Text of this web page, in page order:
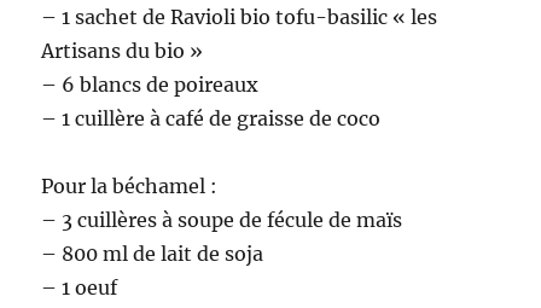
– 1 sachet de Ravioli bio tofu-basilic « les
Artisans du bio »
– 6 blancs de poireaux
– 1 cuillère à café de graisse de coco
Pour la béchamel :
– 3 cuillères à soupe de fécule de maïs
– 800 ml de lait de soja
– 1 oeuf